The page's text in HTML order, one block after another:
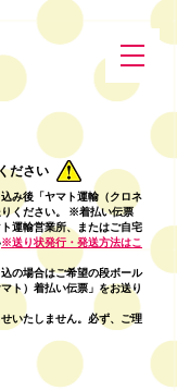
ださい
み後「ヤマト運輸（クロネ
ください。 ※着払い伝票
運輸営業所、またはご自宅
※送り状発行・発送方法はこ
の場合はご希望の段ボール
ト）着払い伝票」をお送り
いたしません。必ず、ご理